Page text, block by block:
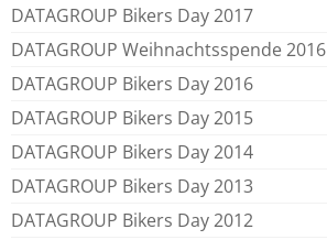
DATAGROUP Bikers Day 2017
DATAGROUP Weihnachtsspende 2016
DATAGROUP Bikers Day 2016
DATAGROUP Bikers Day 2015
DATAGROUP Bikers Day 2014
DATAGROUP Bikers Day 2013
DATAGROUP Bikers Day 2012